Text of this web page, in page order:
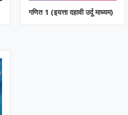
गणित 1 (इयत्ता दहावी उर्दू माध्यम)